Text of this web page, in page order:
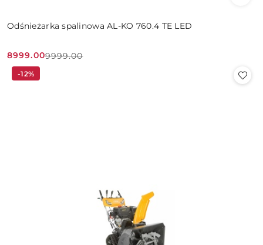
Odśnieżarka spalinowa AL-KO 760.4 TE LED
Cena
promocyjna:
8999.00
Cena
przed
9999.00
-12%